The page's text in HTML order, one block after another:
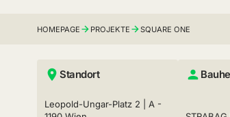
HOMEPAGE PROJEKTE SQUARE ONE
Standort
Leopold-Ungar-Platz 2 | A -